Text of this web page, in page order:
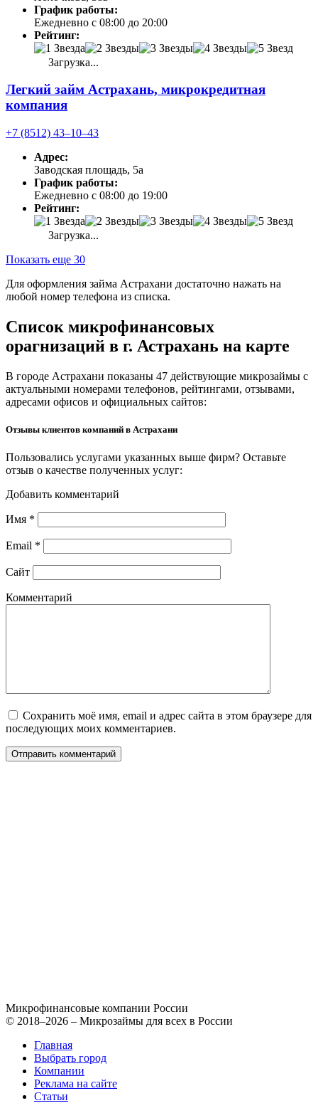
График работы:
Ежедневно с 08:00 до 20:00
Рейтинг:
Загрузка...
Легкий займ Астрахань, микрокредитная
компания
+7 (8512) 43‒10‒43
Адрес:
Заводская площадь, 5а
График работы:
Ежедневно с 08:00 до 19:00
Рейтинг:
Загрузка...
Показать еще 30
Для оформления займа Астрахани достаточно нажать на
любой номер телефона из списка.
Список микрофинансовых
орагнизаций в г. Астрахань на карте
В городе Астрахани показаны 47 действующие микрозаймы с
актуальными номерами телефонов, рейтингами, отзывами,
адресами офисов и официальных сайтов:
Отзывы клиентов компаний в Астрахани
Пользовались услугами указанных выше фирм? Оставьте
отзыв о качестве полученных услуг:
Добавить комментарий
Имя *
Email *
Сайт
Комментарий
Сохранить моё имя, email и адрес сайта в этом браузере для
последующих моих комментариев.
Микрофинансовые компании России
© 2018–2026 – Микрозаймы для всех в России
Главная
Выбрать город
Компании
Реклама на сайте
Статьи